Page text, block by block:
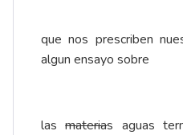
que nos prescriben
algun ensayo sobre
lasmaterias aguas